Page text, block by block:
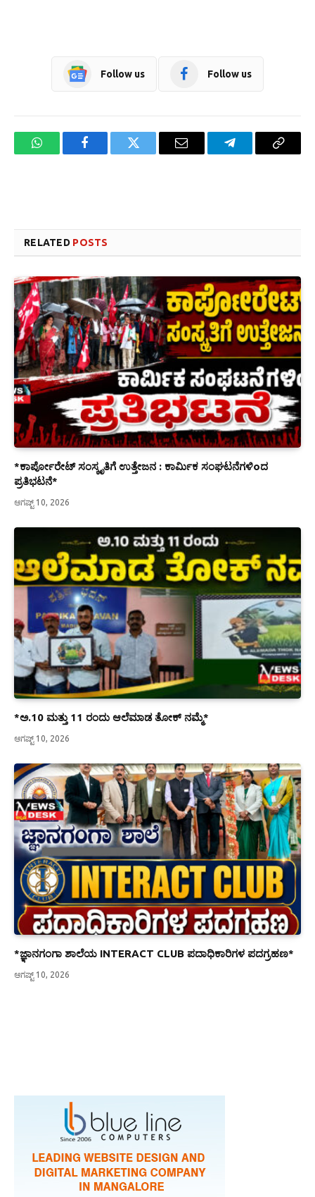
Follow us Follow us
WhatsAppFacebookTwitter Email TelegramCopy
RELATED POSTS
*ಕಾರ್ಪೋರೇಟ್ ಸಂಸ್ಕೃತಿಗೆ ಉತ್ತೇಜನ : ಕಾರ್ಮಿಕ ಸಂಘಟನೆಗಳಿoದ
ಪ್ರತಿಭಟನೆ*
ಆಗಷ್ಟ್ 10, 2026
*ಅ.10 ಮತ್ತು 11 ರಂದು ಆಲೆಮಾಡ ತೋಕ್ ನಮ್ಮೆ*
ಆಗಷ್ಟ್ 10, 2026
*ಜ್ಞಾನಗಂಗಾ ಶಾಲೆಯ INTERACT CLUB ಪದಾಧಿಕಾರಿಗಳ ಪದಗ್ರಹಣ*
ಆಗಷ್ಟ್ 10, 2026